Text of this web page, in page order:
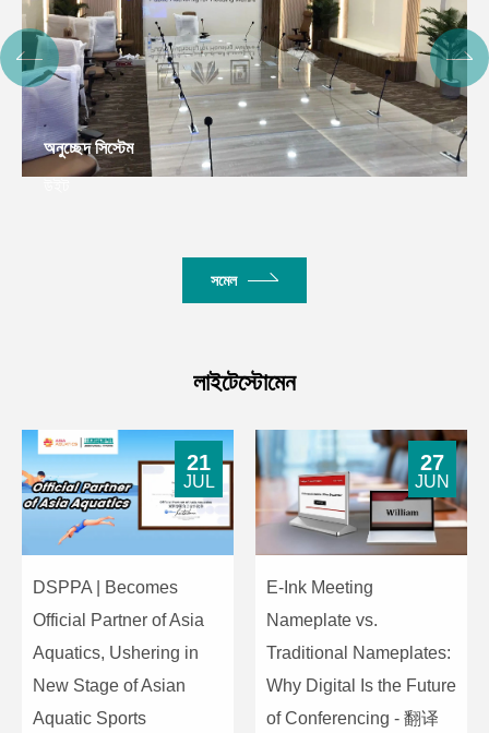
Intel▁লিজেন্টক ফেরনসিস্টেমফোরিয়ার, বিকদিডিয়া
সমেল
লাইটেস্টোমেন
DSPPA | Becomes
Official Partner of Asia
Aquatics, Ushering in
New Stage of Asian
Aquatic Sports
21
JUL
E-Ink Meeting
Nameplate vs.
Traditional Nameplates:
Why Digital Is the Future
of Conferencing - 翻译
27
JUN